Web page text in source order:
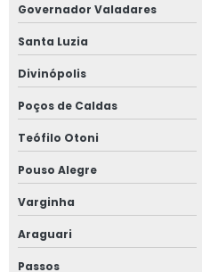
Governador Valadares
Santa Luzia
Divinópolis
Poços de Caldas
Teófilo Otoni
Pouso Alegre
Varginha
Araguari
Passos